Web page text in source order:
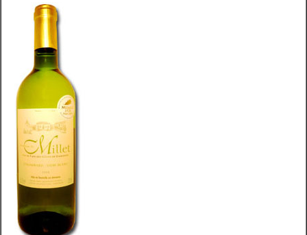
生まれ年のワイン【プラチナワイン】
【ワインセラーショップ】